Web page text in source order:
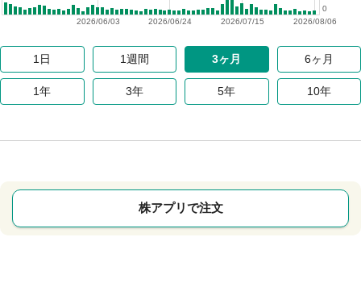
2026/08/06
2026/07/15
2026/06/24
2026/06/03
0
1日 1週間 3ヶ月 6ヶ月
1年 3年 5年 10年
株アプリで注文